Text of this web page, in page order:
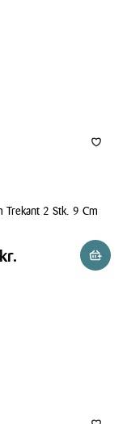
Trekant 2 Stk. 9 Cm
kr.